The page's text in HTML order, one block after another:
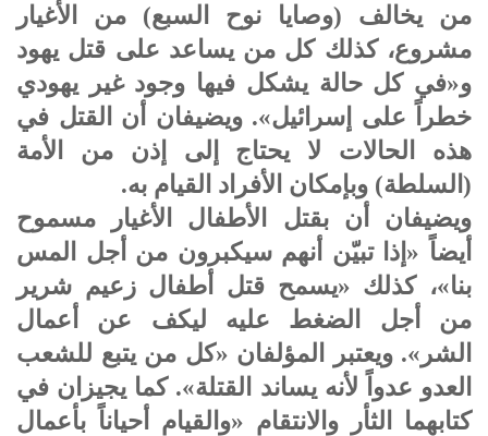
من يخالف (وصايا نوح السبع) من الأغيار
مشروع، كذلك كل من يساعد على قتل يهود
و«في كل حالة يشكل فيها وجود غير يهودي
خطراً على إسرائيل». ويضيفان أن القتل في
هذه الحالات لا يحتاج إلى إذن من الأمة
(السلطة) وبإمكان الأفراد القيام به.
ويضيفان أن بقتل الأطفال الأغيار مسموح
أيضاً «إذا تبيّن أنهم سيكبرون من أجل المس
بنا»، كذلك «يسمح قتل أطفال زعيم شرير
من أجل الضغط عليه ليكف عن أعمال
الشر». ويعتبر المؤلفان «كل من يتبع للشعب
العدو عدواً لأنه يساند القتلة». كما يجيزان في
كتابهما الثأر والانتقام «والقيام أحياناً بأعمال